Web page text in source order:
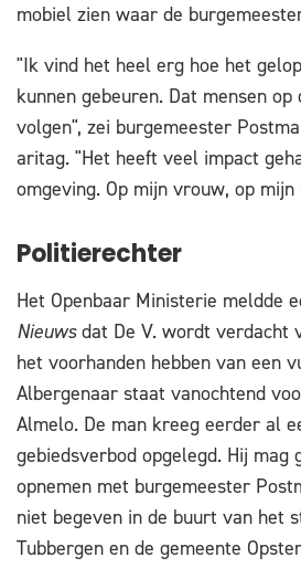
mobiel zien waar de
"Ik vind het heel erg hoe het
kunnen gebeuren. Dat mensen
volgen", zei burgemeester
aritag. "Het heeft veel impact
omgeving. Op mijn vrouw, op mijn
Politierechter
Het Openbaar Ministerie meldde
Nieuwsdat De V. wordt verdacht
het voorhanden hebben van een
Albergenaar staat vanochtend
Almelo. De man kreeg eerder al
gebiedsverbod opgelegd. Hij mag
opnemen met burgemeester
niet begeven in de buurt van het
Tubbergen en de gemeente